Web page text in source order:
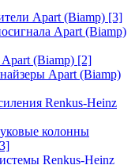
Apart (Biamp) [3]
Apart (Biamp)
(Biamp) [2]
Apart (Biamp)
Renkus-Heinz
колонны
Renkus-Heinz